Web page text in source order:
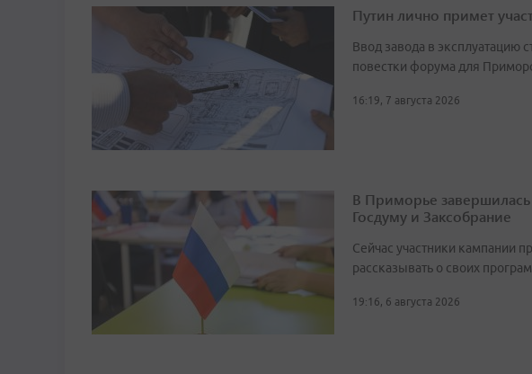
Путин лично примет
Ввод завода в эксплуатацию
повестки форума для
16:19, 7 августа 2026
В Приморье завершилась
Госдуму и Заксобрание
Сейчас участники кампании
рассказывать о своих
19:16, 6 августа 2026